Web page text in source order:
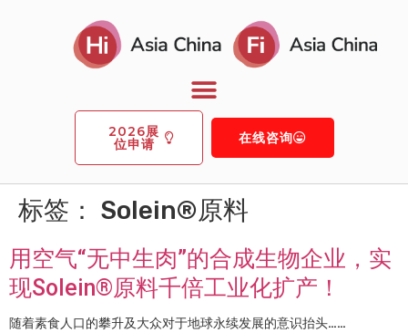
2026展
位申请 在线咨询
标签： Solein®原料
用空气“无中生肉”的合成生物企业，实
现Solein®原料千倍工业化扩产！
随着素食人口的攀升及大众对于地球永续发展的意识抬头……